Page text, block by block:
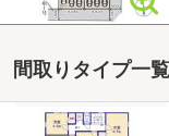
【資料請求(無料)
【ネットで見学予
予約も可能です！
平日やお仕事前・
間取りタイプ一覧